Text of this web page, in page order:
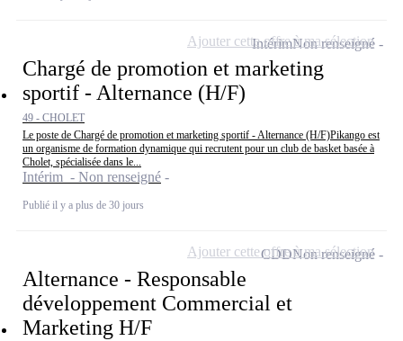
Chargé de promotion et marketing
sportif - Alternance (H/F)
49 - CHOLET
Le poste de Chargé de promotion et marketing sportif - Alternance (H/F)Pikango est
un organisme de formation dynamique qui recrutent pour un club de basket basée à
Cholet, spécialisée dans le...
Intérim - Non renseigné
Publié il y a plus de 30 jours
IntérimNon renseigné
Ajouter cette offre à ma sélection
Alternance - Responsable
développement Commercial et
Marketing H/F
CDDNon renseigné
Ajouter cette offre à ma sélection